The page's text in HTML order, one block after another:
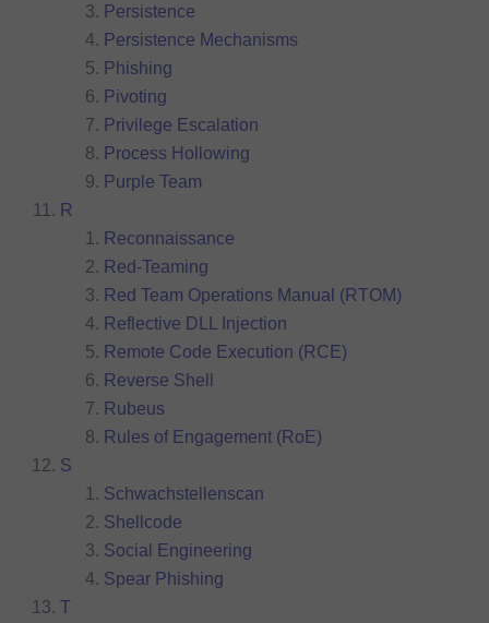
Persistence
Persistence Mechanisms
Phishing
Pivoting
Privilege Escalation
Process Hollowing
Purple Team
R
Reconnaissance
Red-Teaming
Red Team Operations Manual (RTOM)
Reflective DLL Injection
Remote Code Execution (RCE)
Reverse Shell
Rubeus
Rules of Engagement (RoE)
S
Schwachstellenscan
Shellcode
Social Engineering
Spear Phishing
T